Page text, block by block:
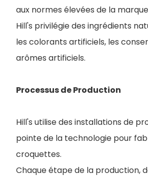
aux normes élevées de la
Hill's privilégie des ingrédients
les colorants artificiels, les
arômes artificiels.
Processus de Production
Hill's utilise des installations de
pointe de la technologie pour
croquettes.
Chaque étape de la production,